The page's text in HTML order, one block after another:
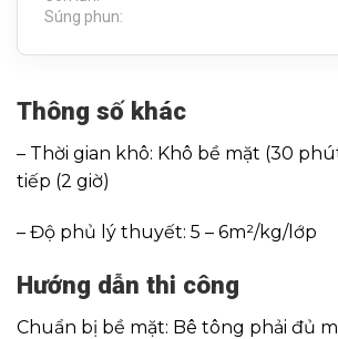
Súng phun:
Thông số khác
– Thời gian khô: Khô bề mặt (30
tiếp (2 giờ)
– Độ phủ lý thuyết: 5 – 6m²/kg/lớp
Hướng dẫn thi công
Chuẩn bị bề mặt: Bê tông phải đủ